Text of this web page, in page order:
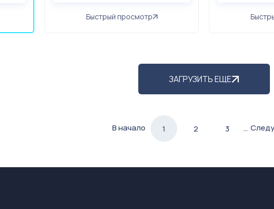
Быстрый просмотр
ЗАГРУЗИТЬ ЕЩЕ
В начало 1 2 3 …